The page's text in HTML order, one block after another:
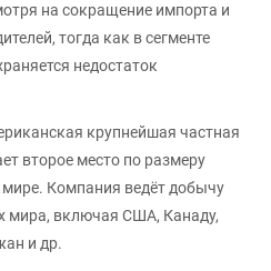
на сокращение импорта и
тогда как в сегменте
недостаток
крупнейшая частная
второе место по размеру
Компания ведёт добычу
мира, включая США, Канаду,
и др.